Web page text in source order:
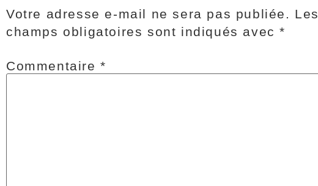
Votre adresse e-mail ne sera pas publiée. Les
champs obligatoires sont indiqués avec*
Commentaire*